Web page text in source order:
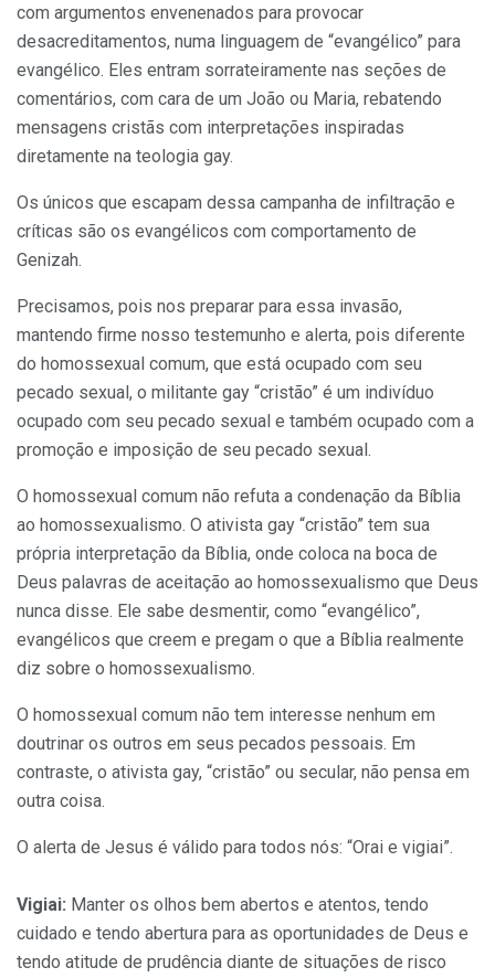
com argumentos envenenados para provocar
desacreditamentos, numa linguagem de “evangélico” para
evangélico. Eles entram sorrateiramente nas seções de
comentários, com cara de um João ou Maria, rebatendo
mensagens cristãs com interpretações inspiradas
diretamente na teologia gay.
Os únicos que escapam dessa campanha de infiltração e
críticas são os evangélicos com comportamento de
Genizah.
Precisamos, pois nos preparar para essa invasão,
mantendo firme nosso testemunho e alerta, pois diferente
do homossexual comum, que está ocupado com seu
pecado sexual, o militante gay “cristão” é um indivíduo
ocupado com seu pecado sexual e também ocupado com a
promoção e imposição de seu pecado sexual.
O homossexual comum não refuta a condenação da Bíblia
ao homossexualismo. O ativista gay “cristão” tem sua
própria interpretação da Bíblia, onde coloca na boca de
Deus palavras de aceitação ao homossexualismo que Deus
nunca disse. Ele sabe desmentir, como “evangélico”,
evangélicos que creem e pregam o que a Bíblia realmente
diz sobre o homossexualismo.
O homossexual comum não tem interesse nenhum em
doutrinar os outros em seus pecados pessoais. Em
contraste, o ativista gay, “cristão” ou secular, não pensa em
outra coisa.
O alerta de Jesus é válido para todos nós: “Orai e vigiai”.
Vigiai: Manter os olhos bem abertos e atentos, tendo
cuidado e tendo abertura para as oportunidades de Deus e
tendo atitude de prudência diante de situações de risco